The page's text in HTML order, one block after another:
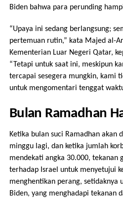
Biden bahwa para perunding
“Upaya ini sedang berlangsung;
pertemuan rutin,” kata Majed al-
Kementerian Luar Negeri Qatar,
“Tetapi untuk saat ini, meskipun
tercapai sesegera mungkin, kami
untuk mengomentari tenggat
Bulan Ramadhan
Ketika bulan suci Ramadhan akan
minggu lagi, dan ketika jumlah
mendekati angka 30.000, tekanan
terhadap Israel untuk menyetujui
menghentikan perang, setidaknya
Biden, yang menghadapi tekanan